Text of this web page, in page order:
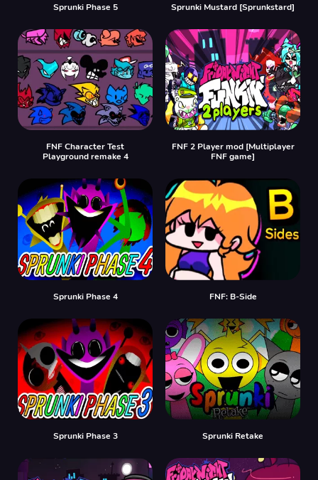
Sprunki Phase 5 Sprunki Mustard [Sprunkstard]
FNF Character Test
Playground remake 4
FNF 2 Player mod [Multiplayer
FNF game]
Sprunki Phase 4 FNF: B-Side
Sprunki Phase 3 Sprunki Retake